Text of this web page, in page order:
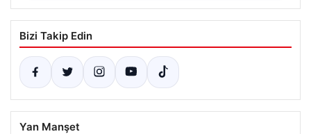
Bizi Takip Edin
Yan Manşet